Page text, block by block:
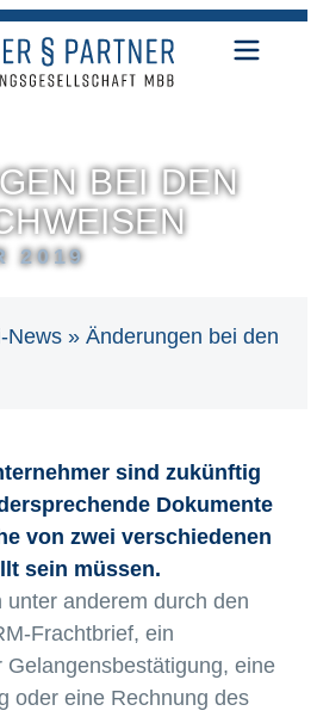
BEI DEN
2019
News » Änderungen bei den
sind zukünftig
Dokumente
von zwei verschiedenen
sein müssen.
unter anderem durch den
Frachtbrief, ein
Gelangensbestätigung, eine
oder eine Rechnung des